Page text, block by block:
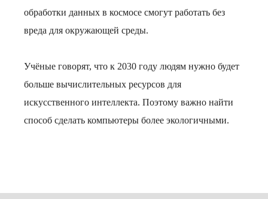
обработки данных в космосе смогут работать без
вреда для окружающей среды.
Учёные говорят, что к 2030 году людям нужно будет
больше вычислительных ресурсов для
искусственного интеллекта. Поэтому важно найти
способ сделать компьютеры более экологичными.